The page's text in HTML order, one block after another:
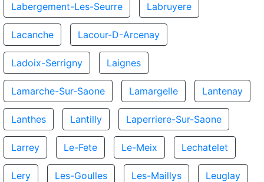
Labergement-Les-Seurre Labruyere
Lacanche Lacour-D-Arcenay
Ladoix-Serrigny Laignes
Lamarche-Sur-Saone Lamargelle Lantenay
Lanthes Lantilly Laperriere-Sur-Saone
Larrey Le-Fete Le-Meix Lechatelet
Lery Les-Goulles Les-Maillys Leuglay